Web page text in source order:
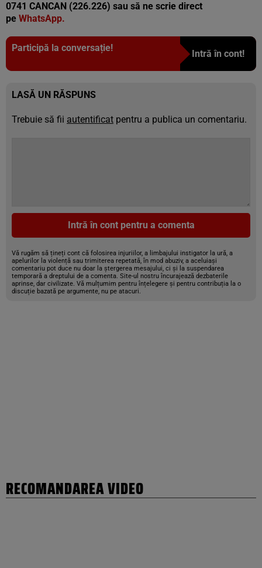
0741 CANCAN (226.226) sau să ne scrie direct
pe WhatsApp.
Participă la conversație!
Intră în cont!
LASĂ UN RĂSPUNS
Trebuie să fii autentificat pentru a publica un comentariu.
Intră în cont pentru a comenta
Vă rugăm să țineți cont că folosirea injuriilor, a limbajului instigator la ură, a
apelurilor la violență sau trimiterea repetată, în mod abuziv, a aceluiași
comentariu pot duce nu doar la ștergerea mesajului, ci și la suspendarea
temporară a dreptului de a comenta. Site-ul nostru încurajează dezbaterile
aprinse, dar civilizate. Vă mulțumim pentru înțelegere și pentru contribuția la o
discuție bazată pe argumente, nu pe atacuri.
RECOMANDAREA VIDEO